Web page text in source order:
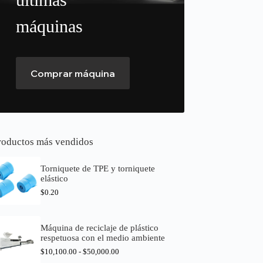
máquinas
Comprar máquina
más vendidos
Torniquete de TPE y torniquete
elástico
$0.20
Máquina de reciclaje de plástico
respetuosa con el medio ambiente
$10,100.00 - $50,000.00